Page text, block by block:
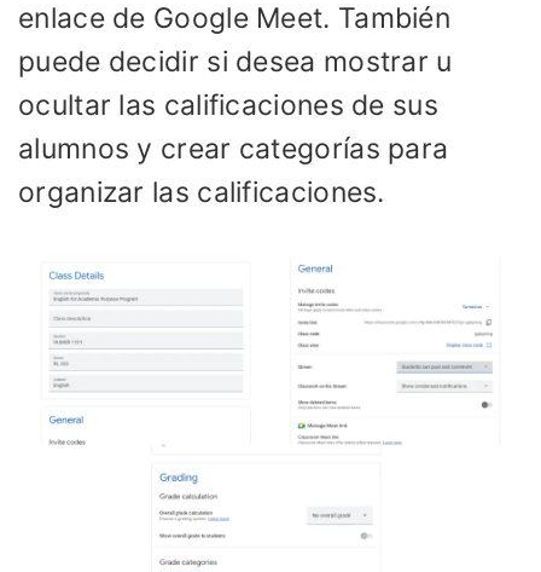
enlace de Google Meet. También
puede decidir si desea mostrar u
ocultar las calificaciones de sus
alumnos y crear categorías para
organizar las calificaciones.